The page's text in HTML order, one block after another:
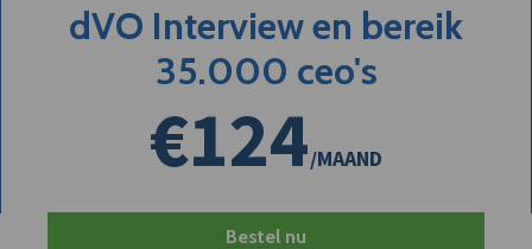
dVO Interview en bereik
35.000 ceo's
€124/MAAND
Bestel nu